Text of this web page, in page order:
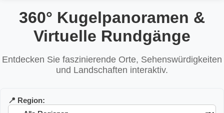
360° Kugelpanoramen &
Virtuelle Rundgänge
Entdecken Sie faszinierende Orte, Sehenswürdigkeiten
und Landschaften interaktiv.
📍 Region: